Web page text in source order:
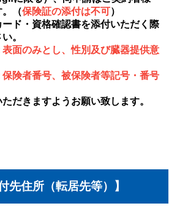
（保険証の添付は不可）
ド・資格確認書を添付いただく際
。
表面のみとし、性別及び臓器提供意
保険者番号、被保険者等記号・番号
だきますようお願い致します。
先住所（転居先等）】